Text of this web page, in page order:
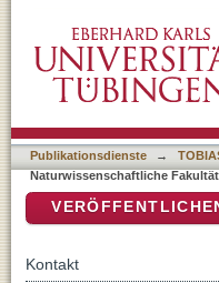
Publikationsdienste →
Naturwissenschaftliche
Kontakt